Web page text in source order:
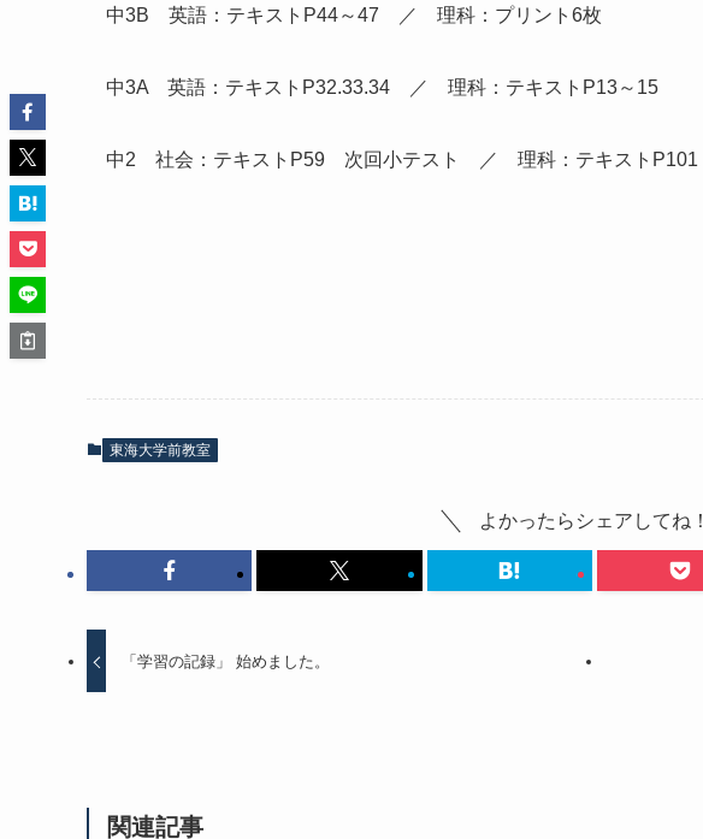
中3B 英語：テキストP44～47 ／ 理科：プリント6枚
中3A 英語：テキストP32.33.34 ／ 理科：テキストP13～15
中2 社会：テキストP59 次回小テスト ／ 理科：テキストP101
東海大学前教室
よかったらシェアしてね！
「学習の記録」 始めました。
関連記事